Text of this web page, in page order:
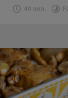
40 min.